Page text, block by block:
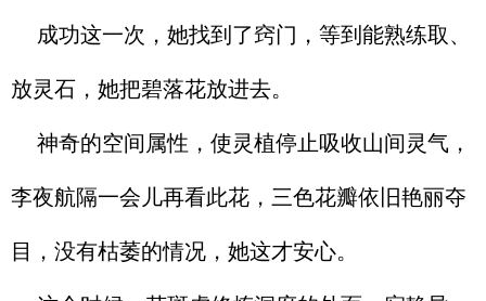
成功这一次，她找到了窍门，等到能熟练取、
放灵石，她把碧落花放进去。
神奇的空间属性，使灵植停止吸收山间灵气，
李夜航隔一会儿再看此花，三色花瓣依旧艳丽夺
目，没有枯萎的情况，她这才安心。